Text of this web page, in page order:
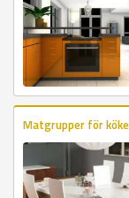
Matgrupper för